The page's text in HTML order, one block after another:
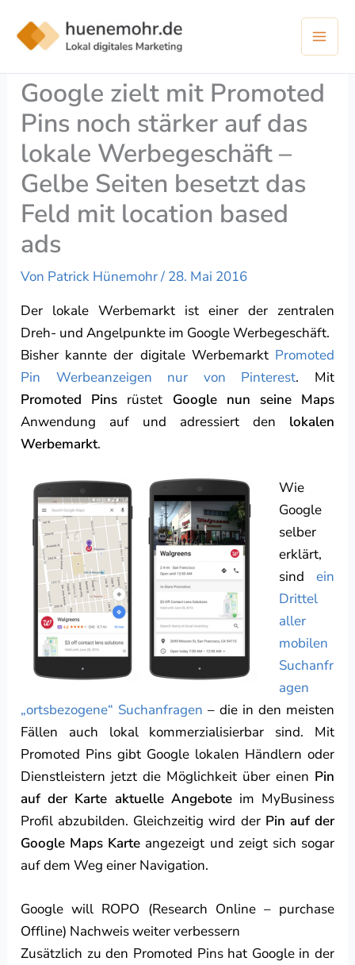
Inhalt
springen
Google zielt mit Promoted
Pins noch stärker auf das
lokale Werbegeschäft –
Gelbe Seiten besetzt das
Feld mit location based
ads
Von Patrick Hünemohr/ 28. Mai 2016
Der lokale Werbemarkt ist einer der zentralen
Dreh- und Angelpunkte im Google Werbegeschäft.
Bisher kannte der digitale Werbemarkt Promoted
Pin Werbeanzeigen nur von Pinterest. Mit
Promoted Pins rüstet Google nun seine Maps
Anwendung auf und adressiert den lokalen
Werbemarkt.
Wie
Google
selber
erklärt,
sind ein
Drittel
aller
mobilen
Suchanfr
agen
„ortsbezogene“ Suchanfragen – die in den meisten
Fällen auch lokal kommerzialisierbar sind. Mit
Promoted Pins gibt Google lokalen Händlern oder
Dienstleistern jetzt die Möglichkeit über einen Pin
auf der Karte aktuelle Angeboteim MyBusiness
Profil abzubilden. Gleichzeitig wird der Pin auf der
Google Maps Karte angezeigt und zeigt sich sogar
auf dem Weg einer Navigation.
Google will ROPO (Research Online – purchase
Offline) Nachweis weiter verbessern
Zusätzlich zu den Promoted Pins hat Google in der